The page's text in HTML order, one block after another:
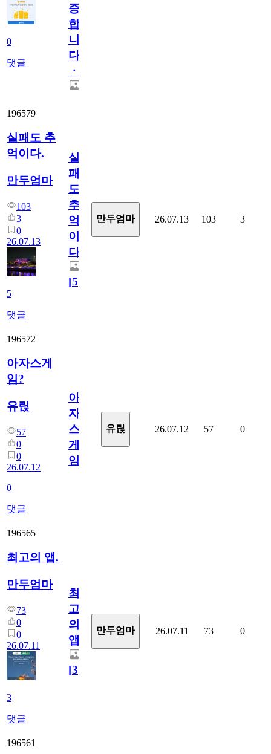
0
댓글
증
합
니
다
ㆍ
196579
실패도 추
억이다.
만두엄마
103
3
0
26.07.13
5
댓글
실
패
도
추
억
이
다.
[5]
만두엄마 26.07.13 103 3
196572
아자스게
임?
유릱
57
0
0
26.07.12
0
댓글
아
자
스
게
임?
유릱 26.07.12 57 0
196565
최고의 앱.
만두엄마
73
0
0
26.07.11
3
댓글
최
고
의
앱.
[3]
만두엄마 26.07.11 73 0
196561